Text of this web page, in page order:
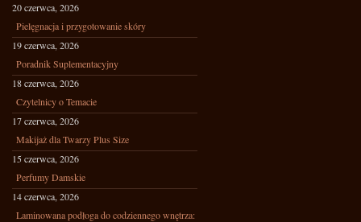
20 czerwca, 2026
Pielęgnacja i przygotowanie skóry
19 czerwca, 2026
Poradnik Suplementacyjny
18 czerwca, 2026
Czytelnicy o Temacie
17 czerwca, 2026
Makijaż dla Twarzy Plus Size
15 czerwca, 2026
Perfumy Damskie
14 czerwca, 2026
Laminowana podłoga do codziennego wnętrza: